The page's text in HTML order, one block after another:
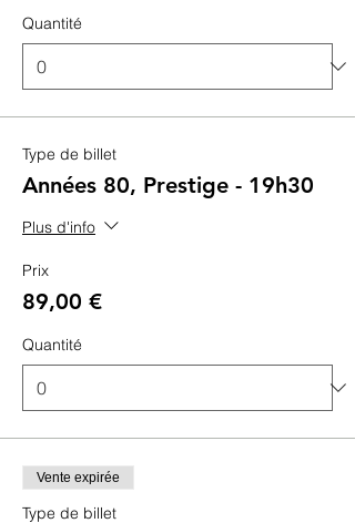
Quantité
Type de billet
Années 80, Prestige - 19h30
Plus d'info
Prix
89,00 €
Quantité
Vente expirée
Type de billet